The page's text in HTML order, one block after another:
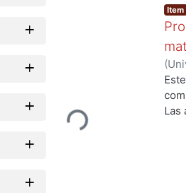
Loading...
Item
(
de
Las